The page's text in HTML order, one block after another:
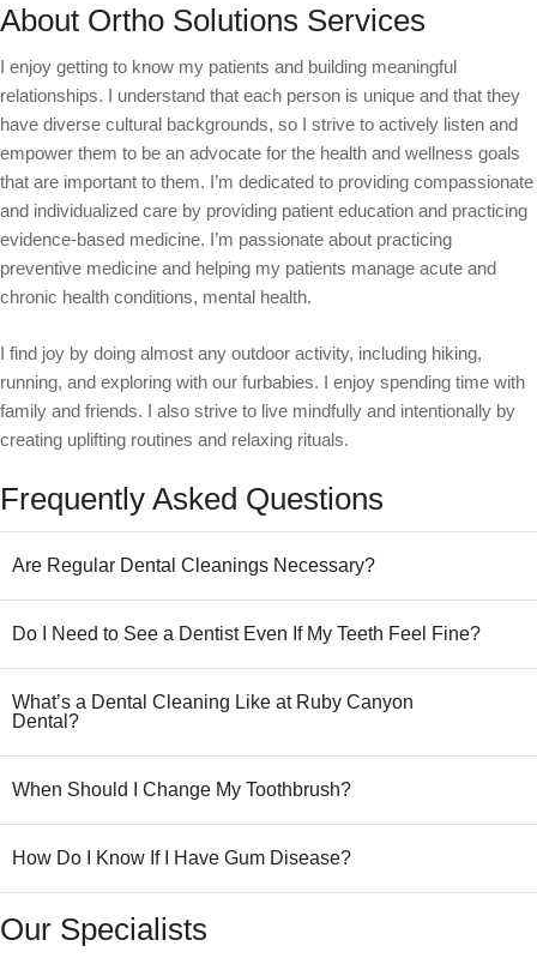
About Ortho Solutions Services
I enjoy getting to know my patients and building meaningful
relationships. I understand that each person is unique and that they
have diverse cultural backgrounds, so I strive to actively listen and
empower them to be an advocate for the health and wellness goals
that are important to them. I’m dedicated to providing compassionate
and individualized care by providing patient education and practicing
evidence-based medicine. I’m passionate about practicing
preventive medicine and helping my patients manage acute and
chronic health conditions, mental health.
I find joy by doing almost any outdoor activity, including hiking,
running, and exploring with our furbabies. I enjoy spending time with
family and friends. I also strive to live mindfully and intentionally by
creating uplifting routines and relaxing rituals.
Frequently Asked Questions
Are Regular Dental Cleanings Necessary?
Do I Need to See a Dentist Even If My Teeth Feel Fine?
What’s a Dental Cleaning Like at Ruby Canyon
Dental?
When Should I Change My Toothbrush?
How Do I Know If I Have Gum Disease?
Our Specialists